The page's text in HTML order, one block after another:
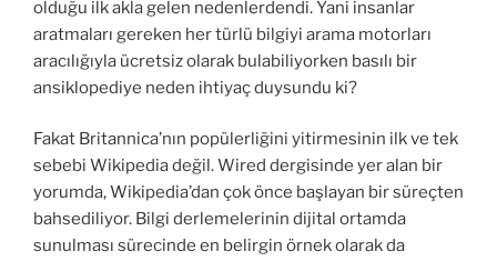
olduğu ilk akla gelen nedenlerdendi. Yani insanlar
aratmaları gereken her türlü bilgiyi arama motorları
aracılığıyla ücretsiz olarak bulabiliyorken basılı bir
ansiklopediye neden ihtiyaç duysundu ki?
Fakat Britannica’nın popülerliğini yitirmesinin ilk ve tek
sebebi Wikipedia değil. Wired dergisinde yer alan bir
yorumda, Wikipedia’dan çok önce başlayan bir süreçten
bahsediliyor. Bilgi derlemelerinin dijital ortamda
sunulması sürecinde en belirgin örnek olarak da